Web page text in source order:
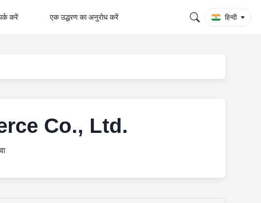
करें एक उद्धरण का अनुरोध करें हिन्दी
Co., Ltd.